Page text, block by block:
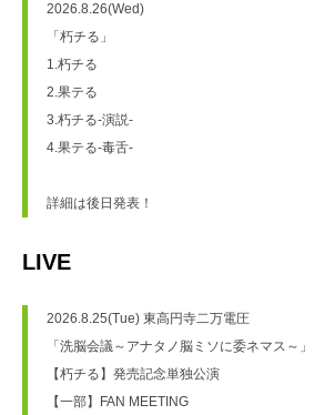
2026.8.26(Wed)
「朽チる」
1.朽チる
2.果テる
3.朽チる-演説-
4.果テる-毒舌-
詳細は後日発表！
LIVE
2026.8.25(Tue) 東高円寺二万電圧
「洗脳会議～アナタノ脳ミソに委ネマス～」
【朽チる】発売記念単独公演
【一部】FAN MEETING